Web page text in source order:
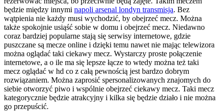
będzie między innymi napoli arsenal londyn transmisja. Bez
wątpienia nie każdy musi wychodzić, by obejrzeć mecz. Można
także spokojnie usiąść sobie w domu i obejrzeć mecz. Niedawno
coraz bardziej popularne stają się serwisy internetowe, gdzie
puszczane są mecze online i dzięki temu nawet nie mając telewizora
można oglądać taki ciekawy mecz. Wystarczy proste połączenie
internetowe, a o ile ma się lepsze łącze to wtedy można też taki
mecz oglądać w hd co z całą pewnością jest bardzo dobrym
rozwiązaniem. Można zaprosić spersonalizowanych znajomych do
siebie otworzyć piwo i wspólnie obejrzeć ciekawy mecz. Taki mecz
kategorycznie będzie atrakcyjny i kilka się będzie działo i nie można
go przepuścić.